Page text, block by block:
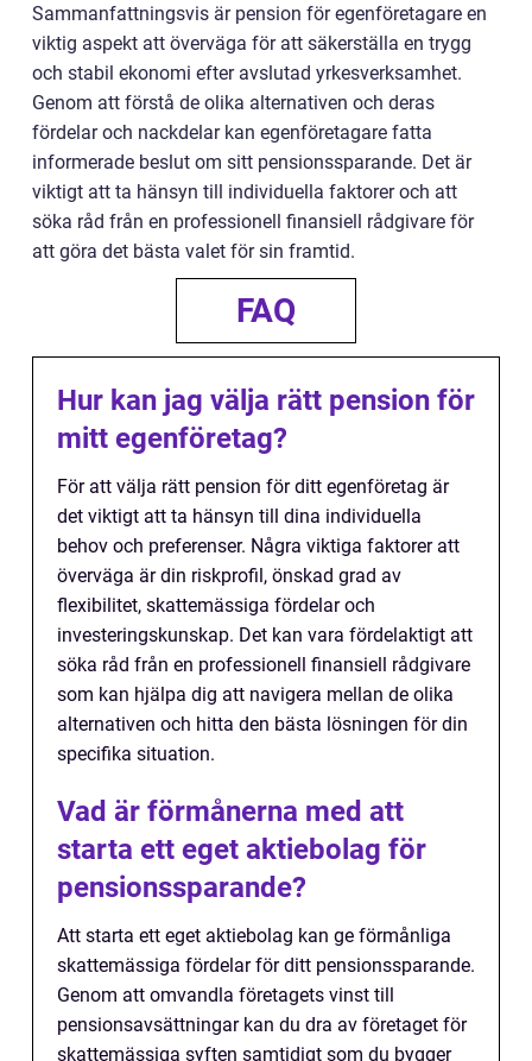
Sammanfattningsvis är pension för egenföretagare en
viktig aspekt att överväga för att säkerställa en trygg
och stabil ekonomi efter avslutad yrkesverksamhet.
Genom att förstå de olika alternativen och deras
fördelar och nackdelar kan egenföretagare fatta
informerade beslut om sitt pensionssparande. Det är
viktigt att ta hänsyn till individuella faktorer och att
söka råd från en professionell finansiell rådgivare för
att göra det bästa valet för sin framtid.
FAQ
Hur kan jag välja rätt pension för
mitt egenföretag?
För att välja rätt pension för ditt egenföretag är
det viktigt att ta hänsyn till dina individuella
behov och preferenser. Några viktiga faktorer att
överväga är din riskprofil, önskad grad av
flexibilitet, skattemässiga fördelar och
investeringskunskap. Det kan vara fördelaktigt att
söka råd från en professionell finansiell rådgivare
som kan hjälpa dig att navigera mellan de olika
alternativen och hitta den bästa lösningen för din
specifika situation.
Vad är förmånerna med att
starta ett eget aktiebolag för
pensionssparande?
Att starta ett eget aktiebolag kan ge förmånliga
skattemässiga fördelar för ditt pensionssparande.
Genom att omvandla företagets vinst till
pensionsavsättningar kan du dra av företaget för
skattemässiga syften samtidigt som du bygger